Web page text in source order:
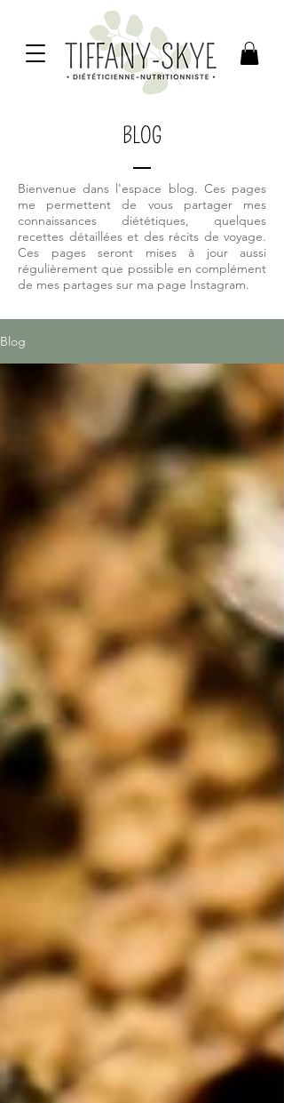
BLOG
Bienvenue dans l'espace blog. Ces pages
me permettent de vous partager mes
connaissances diététiques, quelques
recettes détaillées et des récits de voyage.
Ces pages seront mises à jour aussi
régulièrement que possible en complément
de mes partages sur ma page Instagram.
Blog